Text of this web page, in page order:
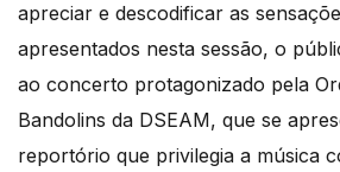
apreciar e descodificar as
apresentados nesta sessão, o
ao concerto protagonizado pela
Bandolins da DSEAM, que se
reportório que privilegia a música